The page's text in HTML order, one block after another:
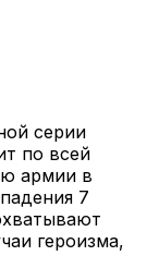
серии
по всей
армии в
7
героизма,